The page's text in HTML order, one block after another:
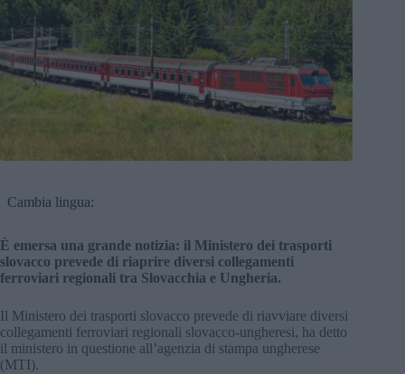
Cambia lingua:
È emersa una grande notizia: il Ministero dei trasporti
slovacco prevede di riaprire diversi collegamenti
ferroviari regionali tra Slovacchia e Ungheria.
Il Ministero dei trasporti slovacco prevede di riavviare diversi
collegamenti ferroviari regionali slovacco-ungheresi, ha detto
il ministero in questione all’agenzia di stampa ungherese
(MTI).